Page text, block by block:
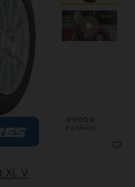
0 értékelés
XL V